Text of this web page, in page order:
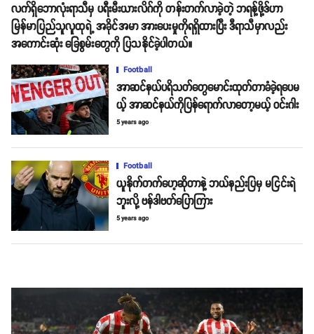
လက်ရှိဘောလုံးရာသီမှ ပရီးမီးယားလိဂ်ကို တန်းတက်လာခဲ့တဲ့ ဘရန့်ဖို့ဒ်ဟာ
မြန်မာပြည်သူလူထုရဲ့ အခိုင်အမာ အားပေးမှုကိုရရှိထားပြီး ဒီရာသီမှာလည်း
အကောင်းဆုံး ခြေစွမ်းတွေကို ပြသနိုင်ခဲ့ပါတယ်။
Football
အာဆင်နယ်ပရိသတ်တွေမောင်းထုတ်တာခံခဲ့ရပေမ
ယ့် အာဆင်နယ်ကိုပြန်ရောက်လာတော့မယ့် ဝင်းဂါး
5 years ago
Football
ယူနိုက်တက်ဟေ့ဆိုတာနဲ့ ဘယ်နည်းပြမှ မငြင်းရဲ
ဘူးလို့ ဗန်ဒါဗတ်ပြောကြား
5 years ago